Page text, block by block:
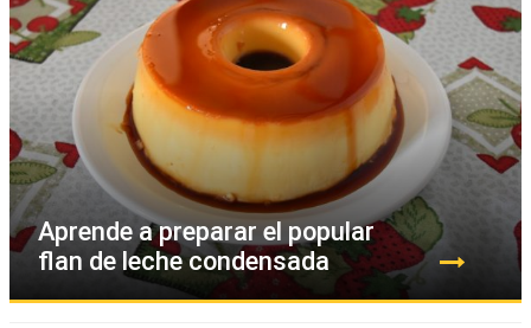
Aprende a preparar el popular
flan de leche condensada